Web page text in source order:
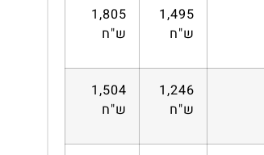
1,495
ש"ח
1,805
ש"ח
1,246
ש"ח
1,504
ש"ח